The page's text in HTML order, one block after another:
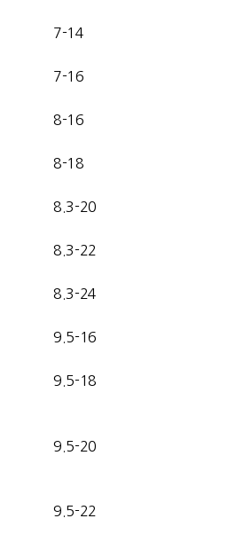
7-14
7-16
8-16
8-18
8.3-20
8.3-22
8.3-24
9.5-16
9.5-18
9.5-20
9.5-22